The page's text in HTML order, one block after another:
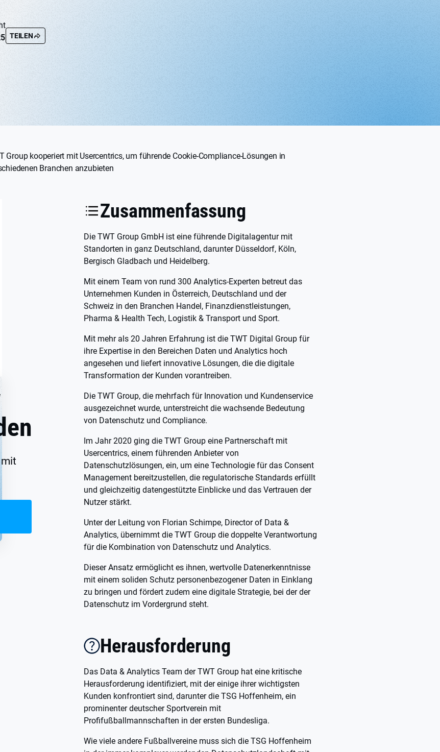
TEILEN
Group kooperiert mit Usercentrics, um führende Cookie-Compliance-Lösungen in
Branchen anzubieten
Zusammenfassung
Die TWT Group GmbH ist eine führende Digitalagentur mit
Standorten in ganz Deutschland, darunter Düsseldorf, Köln,
Bergisch Gladbach und Heidelberg.
Mit einem Team von rund 300 Analytics-Experten betreut das
Unternehmen Kunden in Österreich, Deutschland und der
Schweiz in den Branchen Handel, Finanzdienstleistungen,
Pharma & Health Tech, Logistik & Transport und Sport.
Mit mehr als 20 Jahren Erfahrung ist die TWT Digital Group für
ihre Expertise in den Bereichen Daten und Analytics hoch
angesehen und liefert innovative Lösungen, die die digitale
Transformation der Kunden vorantreiben.
Die TWT Group, die mehrfach für Innovation und Kundenservice
ausgezeichnet wurde, unterstreicht die wachsende Bedeutung
von Datenschutz und Compliance.
Im Jahr 2020 ging die TWT Group eine Partnerschaft mit
Usercentrics, einem führenden Anbieter von
Datenschutzlösungen, ein, um eine Technologie für das Consent
Management bereitzustellen, die regulatorische Standards erfüllt
und gleichzeitig datengestützte Einblicke und das Vertrauen der
Nutzer stärkt.
Unter der Leitung von Florian Schimpe, Director of Data &
Analytics, übernimmt die TWT Group die doppelte Verantwortung
für die Kombination von Datenschutz und Analytics.
Dieser Ansatz ermöglicht es ihnen, wertvolle Datenerkenntnisse
mit einem soliden Schutz personenbezogener Daten in Einklang
zu bringen und fördert zudem eine digitale Strategie, bei der der
Datenschutz im Vordergrund steht.
Herausforderung
Das Data & Analytics Team der TWT Group hat eine kritische
Herausforderung identifiziert, mit der einige ihrer wichtigsten
Kunden konfrontiert sind, darunter die TSG Hoffenheim, ein
prominenter deutscher Sportverein mit
Profifußballmannschaften in der ersten Bundesliga.
Wie viele andere Fußballvereine muss sich die TSG Hoffenheim